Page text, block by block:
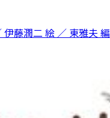
伊藤潤二 絵 ／ 東雅夫 編